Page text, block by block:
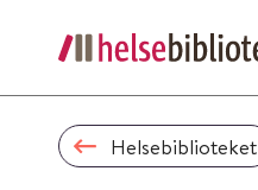
Helsebiblioteket